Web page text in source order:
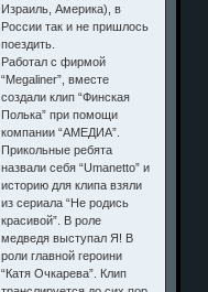
Израиль, Америка), в
России так и не пришлось
поездить.
Работал с фирмой
“Megaliner”, вместе
создали клип “Финская
Полька” при помощи
компании “АМЕДИА”.
Прикольные ребята
назвали себя “Umanetto” и
историю для клипа взяли
из сериала “Не родись
красивой”. В роле
медведя выступал Я! В
роли главной героини
“Катя Очкарева”. Клип